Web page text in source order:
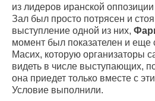
из лидеров иранской оппозиции
Зал был просто потрясен и
выступление одной из них,
момент был показателен и еще
Масих, которую организаторы
видеть в числе выступающих,
она приедет только вместе с
Условие выполнили.